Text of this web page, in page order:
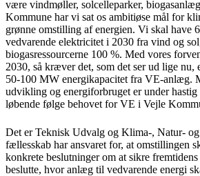
være vindmøller, solcelleparker,
Kommune har vi sat os ambitiøse mål for
grønne omstilling af energien. Vi skal have
vedvarende elektricitet i 2030 fra vind og
biogasressourcerne 100 %. Med vores
2030, så kræver det, som det ser ud lige nu,
50-100 MW energikapacitet fra VE-anlæg.
udvikling og energiforbruget er under
løbende følge behovet for VE i Vejle
Det er Teknisk Udvalg og Klima-, Natur-
fællesskab har ansvaret for, at omstillingen
konkrete beslutninger om at sikre
beslutte, hvor anlæg til vedvarende energi